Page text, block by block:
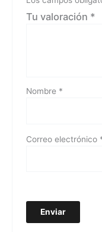
Tu valoración *
Nombre *
Correo electrónico